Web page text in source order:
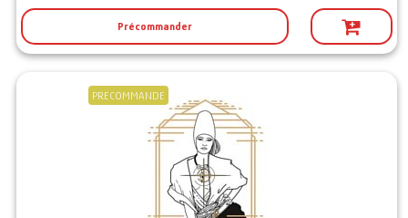
Précommander
PRECOMMANDE